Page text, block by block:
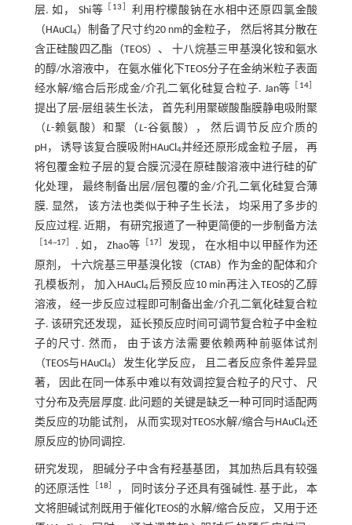
层. 如， Shi等
13
利用柠檬酸钠在水相中还原四氯金酸
（HAuCl 4）制备了尺寸约20 nm的金粒子， 然后将其分散在
含正硅酸四乙酯（TEOS）、 十八烷基三甲基溴化铵和氨水
的醇/水溶液中， 在氨水催化下TEOS分子在金纳米粒子表面
经水解/缩合后形成金/介孔二氧化硅复合粒子. Jan等
14］
提出了层-层组装生长法， 首先利用聚碳酸酯膜静电吸附聚
（ L-赖氨酸）和聚（ L-谷氨酸）， 然后调节反应介质的
pH， 诱导该复合膜吸附HAuCl 4并经还原形成金粒子层， 再
将包覆金粒子层的复合膜沉浸在原硅酸溶液中进行硅的矿
化处理， 最终制备出层/层包覆的金/介孔二氧化硅复合薄
膜. 显然， 该方法也类似于种子生长法， 均采用了多步的
反应过程. 近期， 有研究报道了一种更简便的一步制备方法
14~17 . 如， Zhao等 17］ 发现， 在水相中以甲醛作为还
原剂， 十六烷基三甲基溴化铵（CTAB）作为金的配体和介
孔模板剂， 加入HAuCl4后预反应10 min再注入TEOS的乙醇
溶液， 经一步反应过程即可制备出金/介孔二氧化硅复合粒
子. 该研究还发现， 延长预反应时间可调节复合粒子中金粒
子的尺寸. 然而， 由于该方法需要依赖两种前驱体试剂
（TEOS与HAuCl 4）发生化学反应， 且二者反应条件差异显
著， 因此在同一体系中难以有效调控复合粒子的尺寸、 尺
寸分布及壳层厚度. 此问题的关键是缺乏一种可同时适配两
类反应的功能试剂， 从而实现对TEOS水解/缩合与HAuCl4还
原反应的协同调控.
研究发现， 胆碱分子中含有羟基基团， 其加热后具有较强
的还原活性
18
， 同时该分子还具有强碱性. 基于此， 本
文将胆碱试剂既用于催化TEOS的水解/缩合反应， 又用于还